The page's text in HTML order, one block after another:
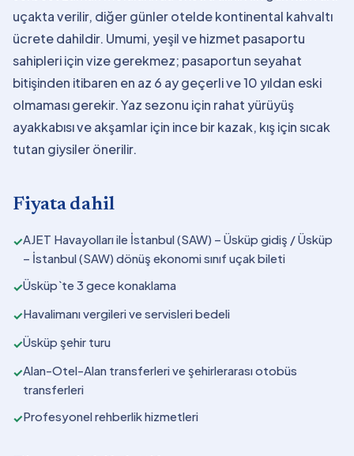
uçakta verilir, diğer günler otelde kontinental kahvaltı
ücrete dahildir. Umumi, yeşil ve hizmet pasaportu
sahipleri için vize gerekmez; pasaportun seyahat
bitişinden itibaren en az 6 ay geçerli ve 10 yıldan eski
olmaması gerekir. Yaz sezonu için rahat yürüyüş
ayakkabısı ve akşamlar için ince bir kazak, kış için sıcak
tutan giysiler önerilir.
Fiyata dahil
✓AJET Havayolları ile İstanbul (SAW) – Üsküp gidiş / Üsküp
– İstanbul (SAW) dönüş ekonomi sınıf uçak bileti
✓Üsküp`te 3 gece konaklama
✓Havalimanı vergileri ve servisleri bedeli
✓Üsküp şehir turu
✓Alan-Otel-Alan transferleri ve şehirlerarası otobüs
transferleri
✓Profesyonel rehberlik hizmetleri